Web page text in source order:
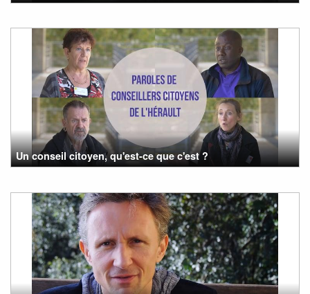
Un conseil citoyen, qu'est-ce que c'est ?